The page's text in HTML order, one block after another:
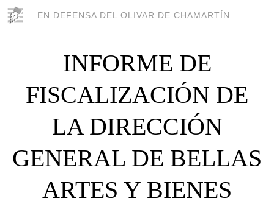
EN DEFENSA DEL OLIVAR DE CHAMARTÍN
INFORME DE
FISCALIZACIÓN DE
LA DIRECCIÓN
GENERAL DE BELLAS
ARTES Y BIENES